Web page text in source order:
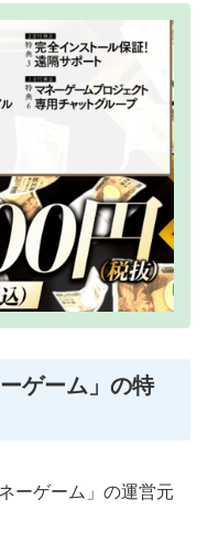
ゲーム」の特
ーゲーム」の運営元